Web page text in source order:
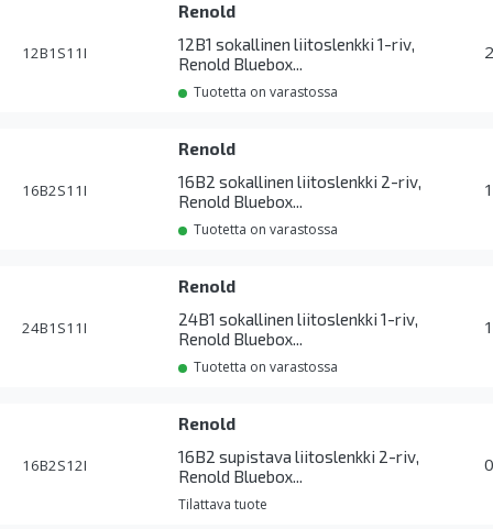
12B1S11I
Renold
12B1 sokallinen liitoslenkki 1-riv,
Renold Bluebox...
Tuotetta on varastossa
16B2S11I
Renold
16B2 sokallinen liitoslenkki 2-riv,
Renold Bluebox...
Tuotetta on varastossa
24B1S11I
Renold
24B1 sokallinen liitoslenkki 1-riv,
Renold Bluebox...
Tuotetta on varastossa
16B2S12I
Renold
16B2 supistava liitoslenkki 2-riv,
Renold Bluebox...
Tilattava tuote
0